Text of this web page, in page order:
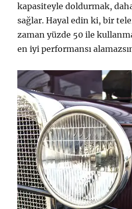
kapasiteyle doldurmak,
sağlar. Hayal edin ki, bir
zaman yüzde 50 ile
en iyi performansı